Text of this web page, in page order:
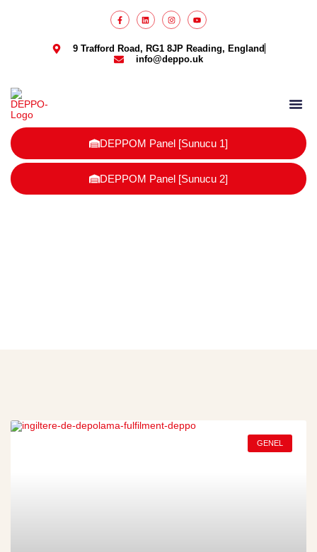
9 Trafford Road, RG1 8JP Reading, England
info@deppo.uk
DEPPOM Panel [Sunucu 1]
DEPPOM Panel [Sunucu 2]
GENEL